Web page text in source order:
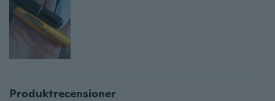
Produktrecensioner